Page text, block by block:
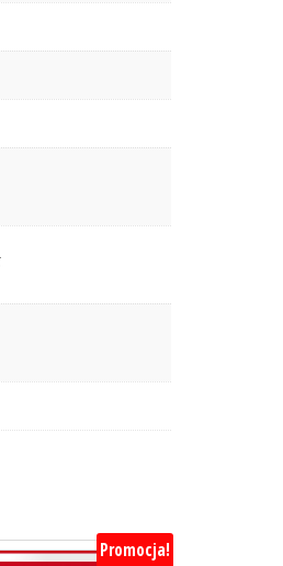
Promocja!